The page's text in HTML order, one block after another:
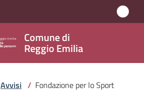
Comune di
Reggio Emilia
Comune
di
Reggio
Emilia
Avvisi / Fondazione per lo Sport